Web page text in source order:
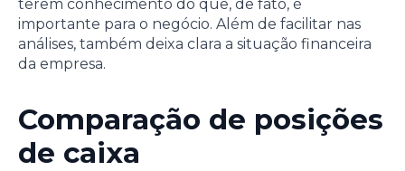
terem conhecimento do que, de fato, é
importante para o negócio. Além de facilitar nas
análises, também deixa clara a situação financeira
da empresa.
Comparação de posições
de caixa